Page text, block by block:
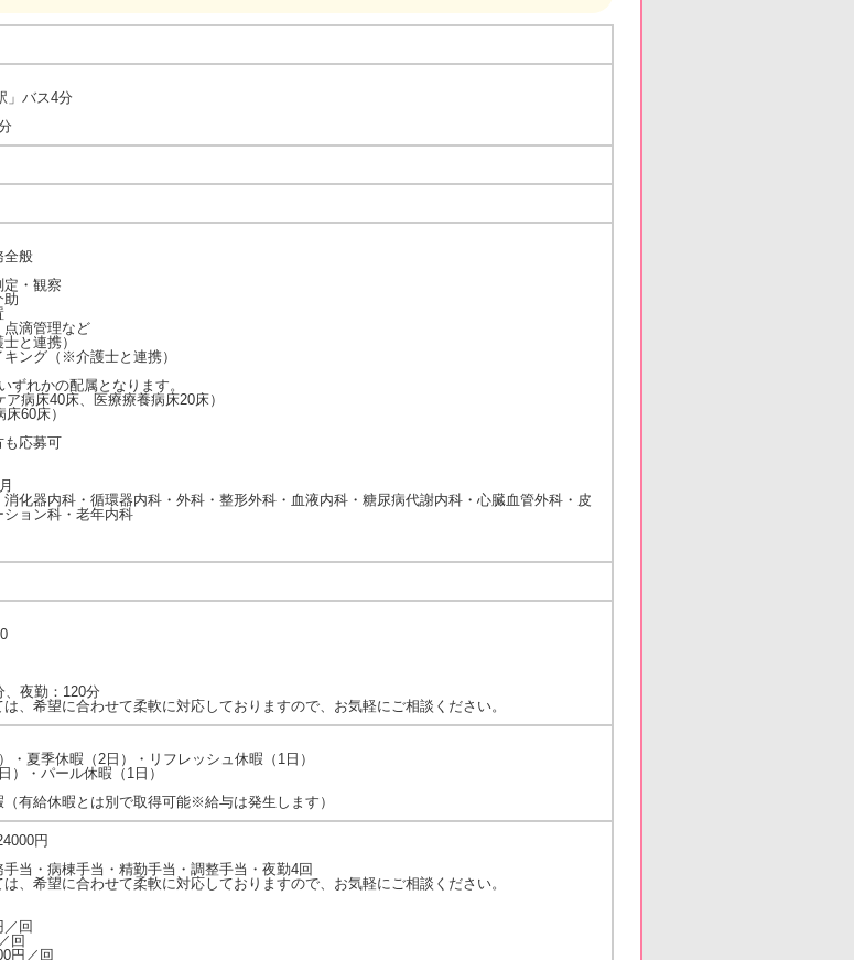
」バス4分
全般
定・観察
助
点滴管理など
と連携）
キング（※介護士と連携）
ずれかの配属となります。
病床40床、医療療養病床20床）
60床）
応募可
消化器内科・循環器内科・外科・整形外科・血液内科・糖尿病代謝内科・心臓血管外科・皮
ョン科・老年内科
夜勤：120分
、希望に合わせて柔軟に対応しておりますので、お気軽にご相談ください。
・夏季休暇（2日）・リフレッシュ休暇（1日）
）・パール休暇（1日）
有給休暇とは別で取得可能※給与は発生します）
円
当・病棟手当・精勤手当・調整手当・夜勤4回
、希望に合わせて柔軟に対応しておりますので、お気軽にご相談ください。
回
回
円／回